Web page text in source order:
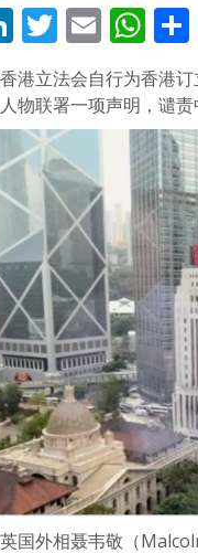
LinkedIn
Twitter
Email
港立法会自行为香港
物联署一项声明，谴责
国外相聂韦敬（